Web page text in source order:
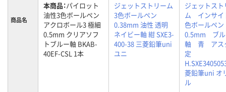
商品名
本商品：パイロット
油性3色ボールペン
アクロボール3 極細
0.5mm クリアソフ
トブルー軸 BKAB-
40EF-CSL 1本
ジェットストリーム
3色ボールペン
0.38mm 油性 透明
ネイビー軸 紺 SXE3-
400-38 三菱鉛筆uni
ユニ
ジェットスト
ム インサ
色ボールペ
0.5mm ブ
軸 青 アス
定
菱鉛筆uni オ
ル